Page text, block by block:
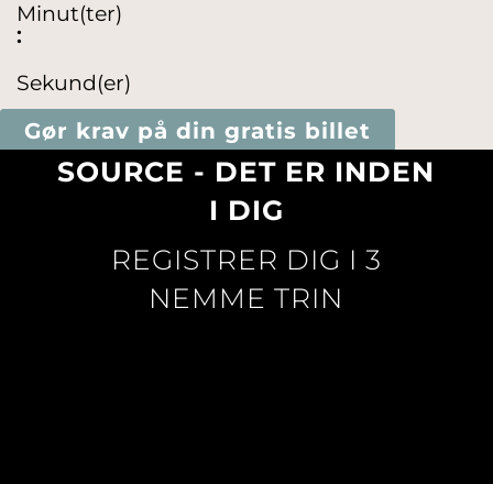
Minut(ter)
:
Sekund(er)
Gør krav på din gratis billet
SOURCE - DET ER INDEN
I DIG
REGISTRER DIG I 3
NEMME TRIN